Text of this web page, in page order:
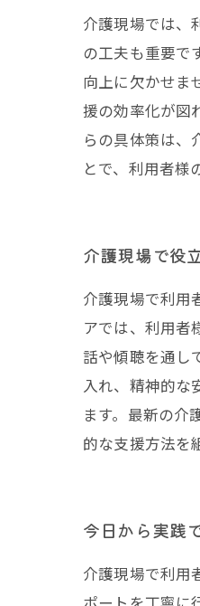
介護現場では、
の工夫も重要で
向上に欠かせま
援の効率化が図
らの具体策は、
とで、利用者様
介護現場で役
介護現場で利用
アでは、利用者
話や傾聴を通し
入れ、精神的な
ます。最新の介
的な支援方法を
今日から実践
介護現場で利用